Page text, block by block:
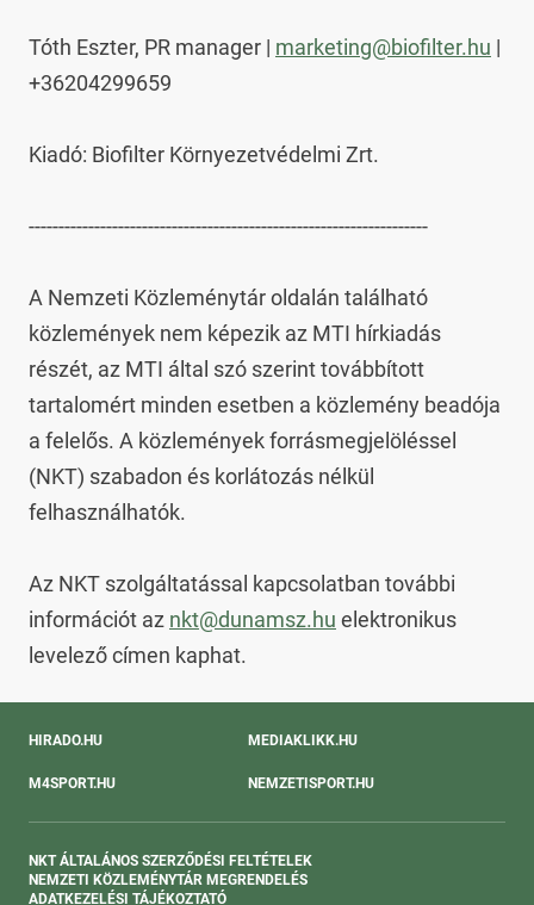
Tóth Eszter, PR manager | marketing@biofilter.hu |
+36204299659
Kiadó: Biofilter Környezetvédelmi Zrt.
-------------------------------------------------------------------
A Nemzeti Közleménytár oldalán található
közlemények nem képezik az MTI hírkiadás
részét, az MTI által szó szerint továbbított
tartalomért minden esetben a közlemény beadója
a felelős. A közlemények forrásmegjelöléssel
(NKT) szabadon és korlátozás nélkül
felhasználhatók.
Az NKT szolgáltatással kapcsolatban további
információt az nkt@dunamsz.hu elektronikus
levelező címen kaphat.
HIRADO.HU MEDIAKLIKK.HU
M4SPORT.HU NEMZETISPORT.HU
NKT ÁLTALÁNOS SZERZŐDÉSI FELTÉTELEK
NEMZETI KÖZLEMÉNYTÁR MEGRENDELÉS
ADATKEZELÉSI TÁJÉKOZTATÓ